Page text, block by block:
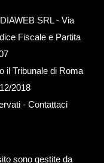
SRL - Via
Fiscale e Partita
il Tribunale di Roma
2018
- Contattaci
sono gestite da